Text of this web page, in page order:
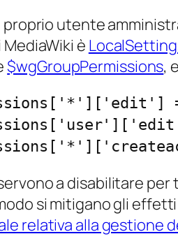
utente
è
$wgGroupPermissions,
a disabilitare
si mitigano gli
relativa alla gestione